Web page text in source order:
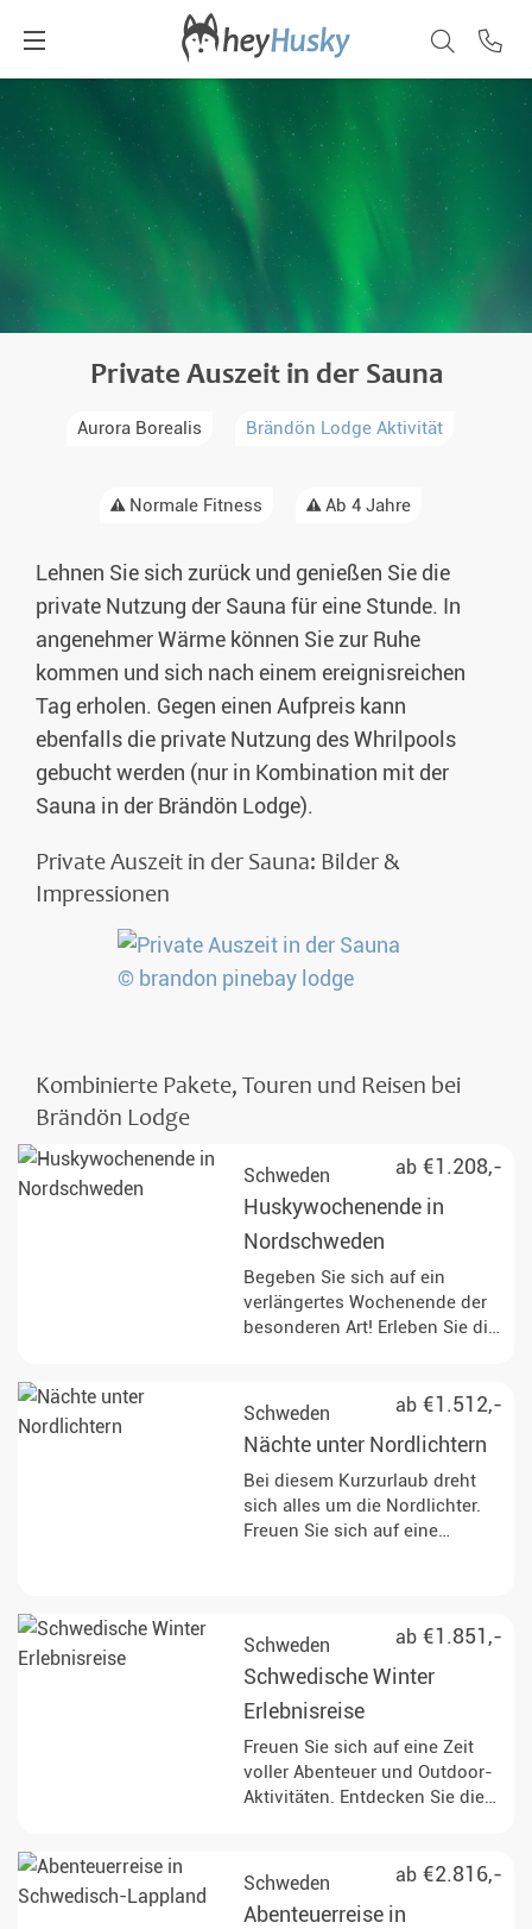
Private Auszeit in der Sauna
Aurora Borealis Brändön Lodge Aktivität
Normale Fitness Ab 4 Jahre
Lehnen Sie sich zurück und genießen Sie die
private Nutzung der Sauna für eine Stunde. In
angenehmer Wärme können Sie zur Ruhe
kommen und sich nach einem ereignisreichen
Tag erholen. Gegen einen Aufpreis kann
ebenfalls die private Nutzung des Whrilpools
gebucht werden (nur in Kombination mit der
Sauna in der Brändön Lodge).
Private Auszeit in der Sauna: Bilder &
Impressionen
Kombinierte Pakete, Touren und Reisen bei
Brändön Lodge
ab €1.208,-
Schweden
Huskywochenende in
Nordschweden
Begeben Sie sich auf ein
verlängertes Wochenende der
besonderen Art! Erleben Sie die
seinen riesigen zugefrorenen
Seen und verschneiten
Wäldern. Diese Reise bietet
Ihnen die perfekte Kombination
aus Ruhe und aufregenden
Aktivitäten.
ab €1.512,-
Schweden
Nächte unter Nordlichtern
Bei diesem Kurzurlaub dreht
sich alles um die Nordlichter.
Freuen Sie sich auf eine
ab €1.851,-
Schweden
Schwedische Winter
Erlebnisreise
Freuen Sie sich auf eine Zeit
voller Abenteuer und Outdoor-
Aktivitäten. Entdecken Sie die
Schwedisch-Lappland.
ab €2.816,-
Schweden
Abenteuerreise in